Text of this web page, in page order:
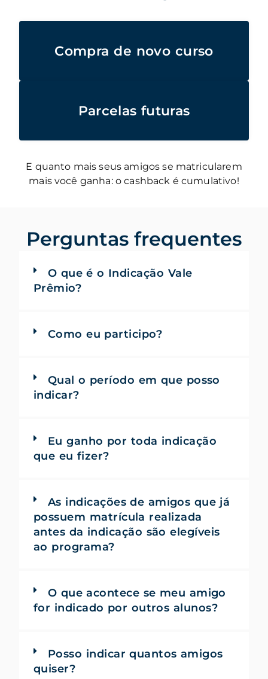
Compra de novo curso
Parcelas futuras
E quanto mais seus amigos se matricularem
mais você ganha: o cashback é cumulativo!
Perguntas frequentes
O que é o Indicação Vale
Prêmio?
Como eu participo?
Qual o período em que posso
indicar?
Eu ganho por toda indicação
que eu fizer?
As indicações de amigos que já
possuem matrícula realizada
antes da indicação são elegíveis
ao programa?
O que acontece se meu amigo
for indicado por outros alunos?
Posso indicar quantos amigos
quiser?